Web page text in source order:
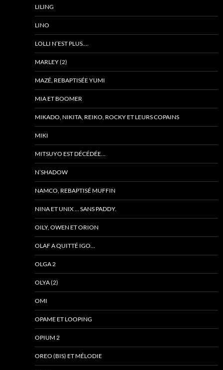
LILING
LINO
LOLLI N’EST PLUS….
MARLEY (2)
MAZÉ, REBAPTISÉE YUMI
MIA ET BOOMER
MIKADO, NIKITA, REIKO, ROCKY ET LEURS COPAINS
MIKI
MITSUYO EST DÉCÉDÉE…
N’SHADOW
NAMCO, REBAPTISÉ MUFFIN
NINA ET UNIX … SANS PADDY.
OILY, OWEN ET ORION
OLAF A QUITTÉ IGO…
OLGA 2
OLYA (2)
OMI
OPAME ET LOOPING
OPIUM 2
OREO (BIS) ET MÉLODIE